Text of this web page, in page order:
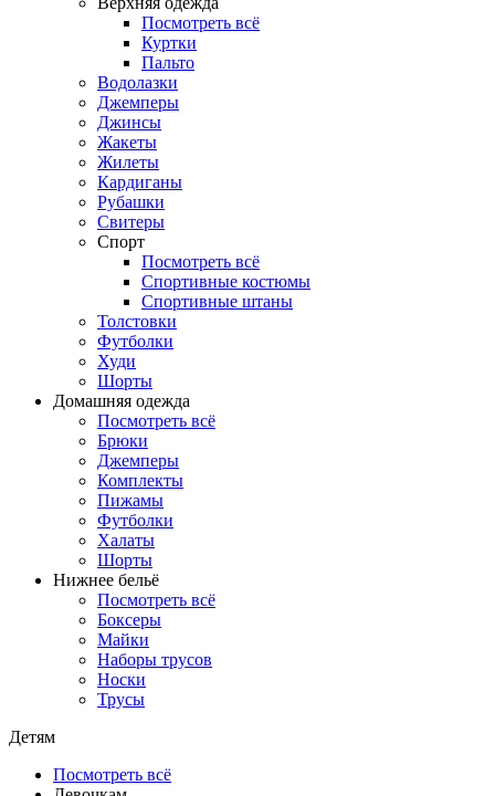
Посмотреть всё
Куртки
Пальто
Водолазки
Джемперы
Джинсы
Жакеты
Жилеты
Кардиганы
Рубашки
Свитеры
Спорт
Посмотреть всё
Спортивные костюмы
Спортивные штаны
Толстовки
Футболки
Худи
Шорты
Домашняя одежда
Посмотреть всё
Брюки
Джемперы
Комплекты
Пижамы
Футболки
Халаты
Шорты
Нижнее бельё
Посмотреть всё
Боксеры
Майки
Наборы трусов
Носки
Трусы
Детям
Посмотреть всё